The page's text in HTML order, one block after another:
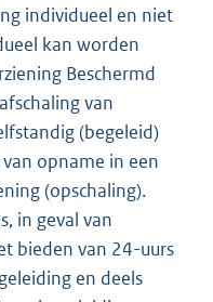
individueel en niet
kan worden
Beschermd
van
(begeleid)
opname in een
(opschaling).
in geval van
bieden van 24-uurs
en deels